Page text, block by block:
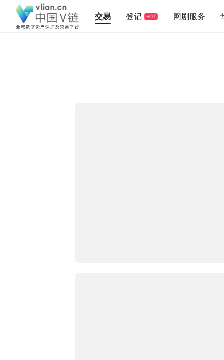
交易 登记 HOT 网剧服务